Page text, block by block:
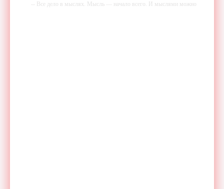
-- Все дело в мыслях. Мысль — начало всего. И мыслями можно